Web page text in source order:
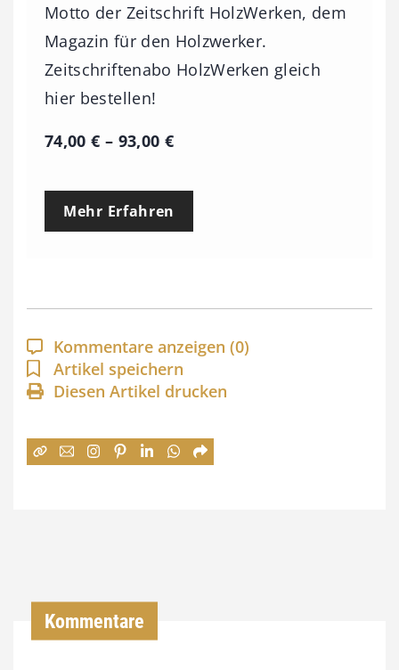
Motto der Zeitschrift HolzWerken, dem
Magazin für den Holzwerker.
Zeitschriftenabo HolzWerken gleich
hier bestellen!
74,00€ – 93,00 €P
e
p
a
n
n
:
Mehr Erfahren
Kommentare anzeigen (0)
Artikel speichern
Diesen Artikel drucken
Kommentare